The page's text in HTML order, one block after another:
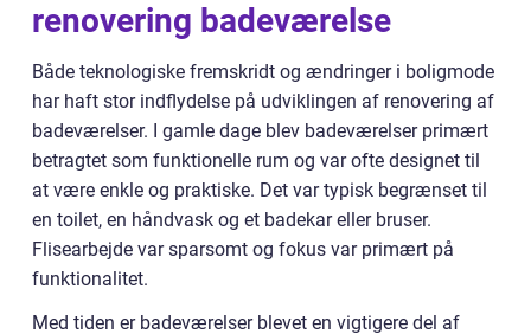
renovering badeværelse
Både teknologiske fremskridt og ændringer i boligmode
har haft stor indflydelse på udviklingen af renovering af
badeværelser. I gamle dage blev badeværelser primært
betragtet som funktionelle rum og var ofte designet til
at være enkle og praktiske. Det var typisk begrænset til
en toilet, en håndvask og et badekar eller bruser.
Flisearbejde var sparsomt og fokus var primært på
funktionalitet.
Med tiden er badeværelser blevet en vigtigere del af